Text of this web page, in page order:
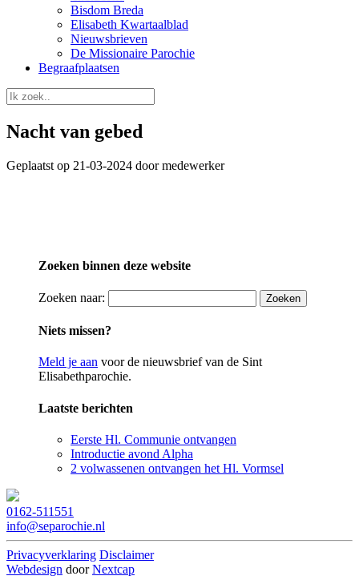
Bisdom Breda
Elisabeth Kwartaalblad
Nieuwsbrieven
De Missionaire Parochie
Begraafplaatsen
Nacht van gebed
Geplaatst op 21-03-2024 door medewerker
Zoeken binnen deze website
Zoeken naar:
Niets missen?
Meld je aan voor de nieuwsbrief van de Sint
Elisabethparochie.
Laatste berichten
Eerste Hl. Communie ontvangen
Introductie avond Alpha
2 volwassenen ontvangen het Hl. Vormsel
0162-511551
info@separochie.nl
Privacyverklaring Disclaimer
Webdesign doorNextcap